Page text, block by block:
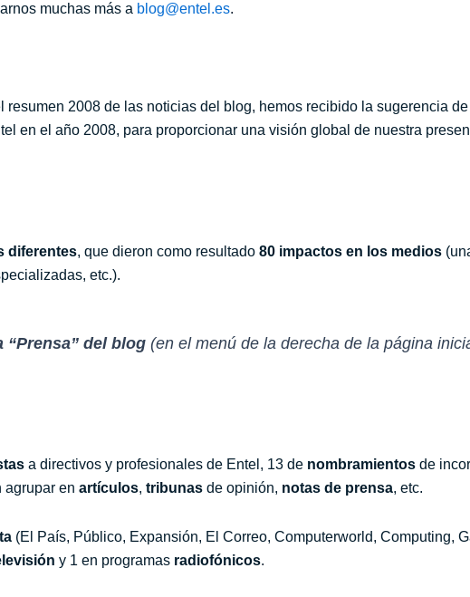
muchas más a blog@entel.es.
2008 de las noticias del blog, hemos recibido la sugerencia
en el año 2008, para proporcionar una visión global de nuestra
diferentes, que dieron como resultado 80 impactos en los medios
etc.).
“Prensa” del blog (en el menú de la derecha de la página
a directivos y profesionales de Entel, 13 de nombramientos de
agrupar en artículos, tribunas de opinión, notas de prensa, etc.
(El País, Público, Expansión, El Correo, Computerworld, Computing,
y 1 en programas radiofónicos.